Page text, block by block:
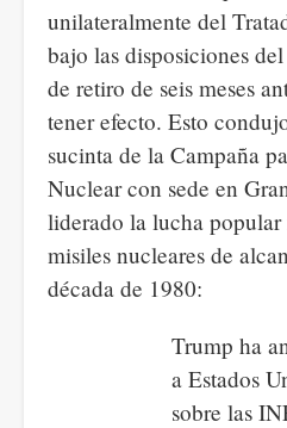
unilateralmente del
bajo las disposiciones
de retiro de seis meses
tener efecto. Esto
sucinta de la Campaña
Nuclear con sede en
liderado la lucha
misiles nucleares de
década de 1980:
Trump ha
a Estados
sobre las